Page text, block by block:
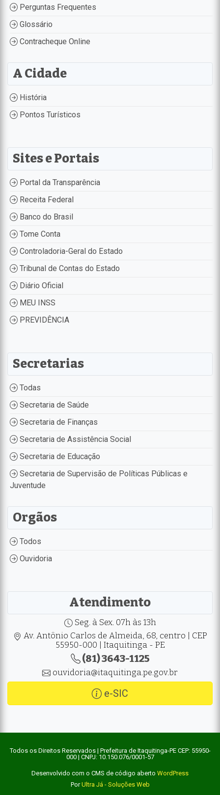
Perguntas Frequentes
Glossário
Contracheque Online
A Cidade
História
Pontos Turísticos
Sites e Portais
Portal da Transparência
Receita Federal
Banco do Brasil
Tome Conta
Controladoria-Geral do Estado
Tribunal de Contas do Estado
Diário Oficial
MEU INSS
PREVIDÊNCIA
Secretarias
Todas
Secretaria de Saúde
Secretaria de Finanças
Secretaria de Assistência Social
Secretaria de Educação
Secretaria de Supervisão de Políticas Públicas e
Juventude
Orgãos
Todos
Ouvidoria
Atendimento
Seg. à Sex. 07h às 13h
Av. Antônio Carlos de Almeida, 68, centro | CEP
55950-000 | Itaquitinga - PE
(81) 3643-1125
ouvidoria@itaquitinga.pe.gov.br
e-SIC
Todos os Direitos Reservados | Prefeitura de Itaquitinga-PE CEP: 55950-
000 | CNPJ: 10.150.076/0001-57
Desenvolvido com o CMS de código aberto WordPress
PorUltra Já - Soluções Web